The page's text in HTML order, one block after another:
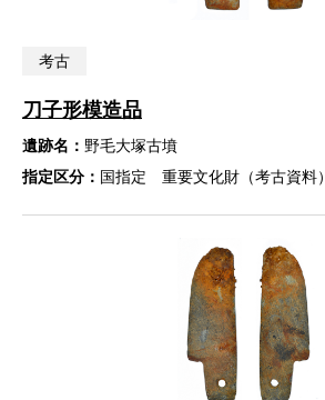
考古
刀子形模造品
遺跡名： 野毛大塚古墳
指定区分： 国指定 重要文化財（考古資料）